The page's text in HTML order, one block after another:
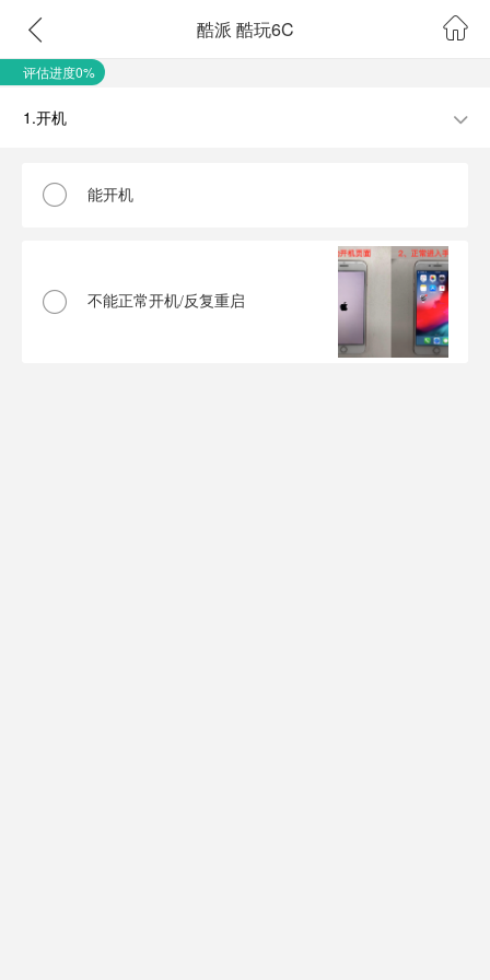
酷派 酷玩6C
评估进度0%
1.开机
能开机
不能正常开机/反复重启